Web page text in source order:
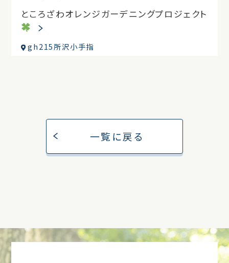
ところざわオレンジガーデニングプロジェクト
gh215所沢小手指
一覧に戻る